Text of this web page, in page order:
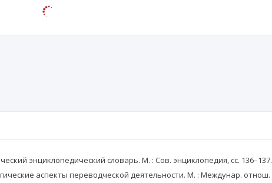
энциклопедический словарь. М. : Сов. энциклопедия, сс. 136–137.
аспекты переводческой деятельности. М. : Междунар. отнош.